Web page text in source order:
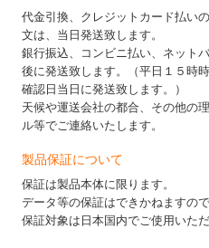
代金引換、クレジットカード払い
文は、当日発送致します。
銀行振込、コンビニ払い、ネット
後に発送致します。（平日１５時
確認日当日に発送致します。）
天候や運送会社の都合、その他の
ル等でご連絡いたします。
製品保証について
保証は製品本体に限ります。
データ等の保証はできかねますの
保証対象は日本国内でご使用いた